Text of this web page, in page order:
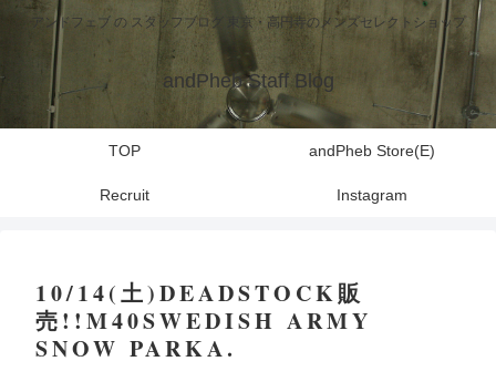
アンドフェブ の スタッフブログ 東京・高円寺のメンズセレクトショップ
andPheb Staff Blog
TOP andPheb Store(E)
Recruit Instagram
10/14(土)DEADSTOCK販
売!!M40SWEDISH ARMY
SNOW PARKA.